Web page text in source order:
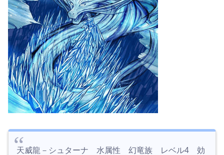
天威龍－シュターナ 水属性 幻竜族 レベル4 効